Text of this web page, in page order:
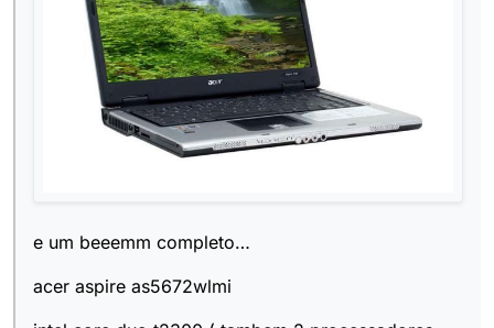
e um beeemm completo…
acer aspire as5672wlmi